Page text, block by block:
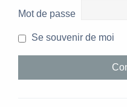
Mot de passe
Se souvenir de moi